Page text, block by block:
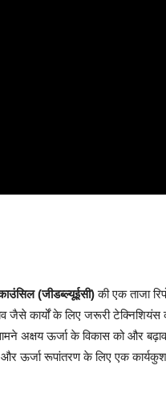
(जीडब्ल्यूईसी)की एक ताजा
कार्यों के लिए जरूरी टेक्निशियंस
सामने अक्षय ऊर्जा के विकास को और
और ऊर्जा रूपांतरण के लिए एक